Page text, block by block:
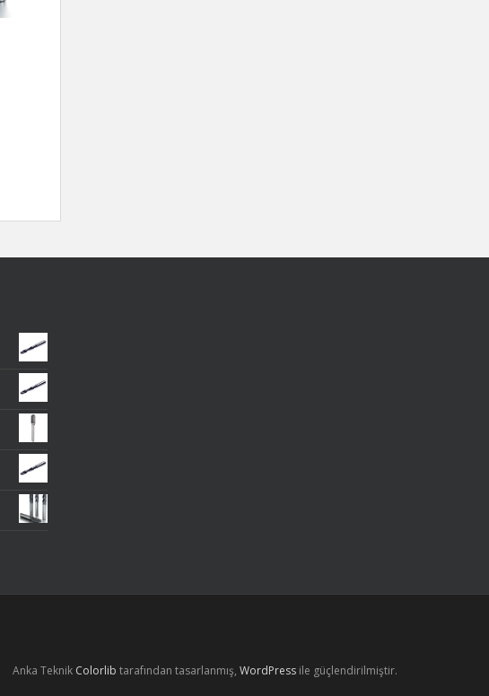
Anka Teknik Colorlib tarafından tasarlanmış, WordPress ile güçlendirilmiştir.